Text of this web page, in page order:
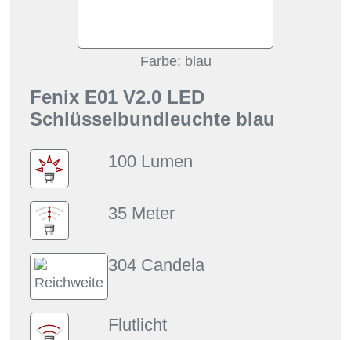
Farbe: blau
Fenix E01 V2.0 LED
Schlüsselbundleuchte blau
100 Lumen
35 Meter
304 Candela
Flutlicht